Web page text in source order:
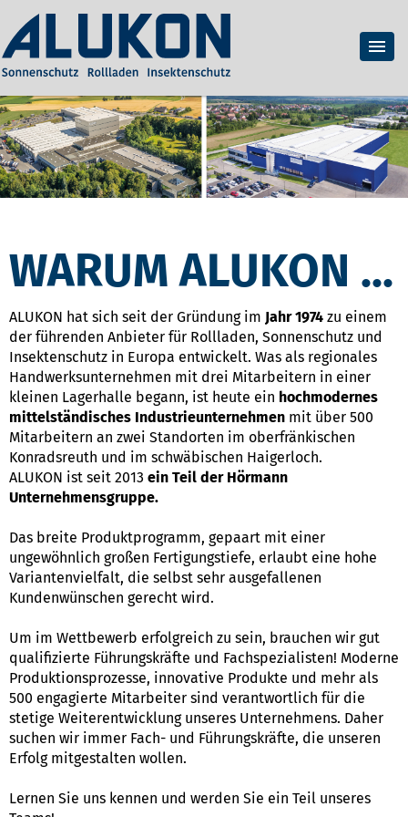
WARUM ALUKON ...
ALUKON hat sich seit der Gründung im Jahr 1974 zu einem
der führenden Anbieter für Rollladen, Sonnenschutz und
Insektenschutz in Europa entwickelt. Was als regionales
Handwerksunternehmen mit drei Mitarbeitern in einer
kleinen Lagerhalle begann, ist heute ein hochmodernes
mittelständisches Industrieunternehmen mit über 500
Mitarbeitern an zwei Standorten im oberfränkischen
Konradsreuth und im schwäbischen Haigerloch.
ALUKON ist seit 2013 ein Teil der Hörmann
Unternehmensgruppe.
Das breite Produktprogramm, gepaart mit einer
ungewöhnlich großen Fertigungstiefe, erlaubt eine hohe
Variantenvielfalt, die selbst sehr ausgefallenen
Kundenwünschen gerecht wird.
Um im Wettbewerb erfolgreich zu sein, brauchen wir gut
qualifizierte Führungskräfte und Fachspezialisten! Moderne
Produktionsprozesse, innovative Produkte und mehr als
500 engagierte Mitarbeiter sind verantwortlich für die
stetige Weiterentwicklung unseres Unternehmens. Daher
suchen wir immer Fach- und Führungskräfte, die unseren
Erfolg mitgestalten wollen.
Lernen Sie uns kennen und werden Sie ein Teil unseres